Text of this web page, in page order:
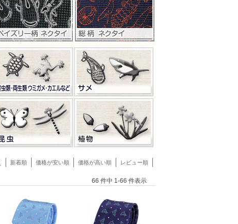
新着順 価格が安い順 価格が高い順 レビュー順
66 件中 1-66 件表示